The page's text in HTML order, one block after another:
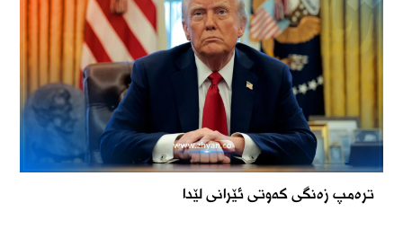
ترەمپ زەنگی کەوتی ئێرانی لێدا